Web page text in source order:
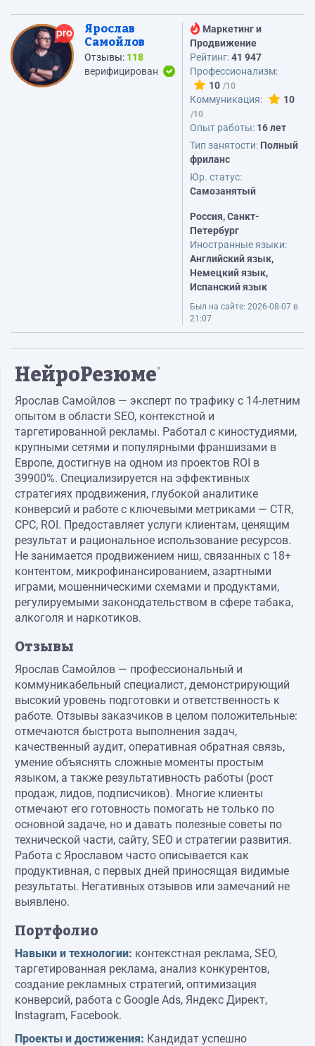
Ярослав
Самойлов
Отзывы: 118
верифицирован
Маркетинг и
Продвижение
Рейтинг:41 947
Профессионализм:
10
Коммуникация:
10
Опыт работы: 16 лет
Тип занятости: Полный
фриланс
Юр. статус:
Самозанятый
Россия, Санкт-
Петербург
Иностранные языки:
Английский язык,
Немецкий язык,
Испанский язык
Был на сайте: 2026-08-07 в
21:07
НейроРезюме*
Ярослав Самойлов — эксперт по трафику с 14-летним
опытом в области SEO, контекстной и
таргетированной рекламы. Работал с киностудиями,
крупными сетями и популярными франшизами в
Европе, достигнув на одном из проектов ROI в
39900%. Специализируется на эффективных
стратегиях продвижения, глубокой аналитике
конверсий и работе с ключевыми метриками — CTR,
CPC, ROI. Предоставляет услуги клиентам, ценящим
результат и рациональное использование ресурсов.
Не занимается продвижением ниш, связанных с 18+
контентом, микрофинансированием, азартными
играми, мошенническими схемами и продуктами,
регулируемыми законодательством в сфере табака,
алкоголя и наркотиков.
Отзывы
Ярослав Самойлов — профессиональный и
коммуникабельный специалист, демонстрирующий
высокий уровень подготовки и ответственность к
работе. Отзывы заказчиков в целом положительные:
отмечаются быстрота выполнения задач,
качественный аудит, оперативная обратная связь,
умение объяснять сложные моменты простым
языком, а также результативность работы (рост
продаж, лидов, подписчиков). Многие клиенты
отмечают его готовность помогать не только по
основной задаче, но и давать полезные советы по
технической части, сайту, SEO и стратегии развития.
Работа с Ярославом часто описывается как
продуктивная, с первых дней приносящая видимые
результаты. Негативных отзывов или замечаний не
выявлено.
Портфолио
Навыки и технологии: контекстная реклама, SEO,
таргетированная реклама, анализ конкурентов,
создание рекламных стратегий, оптимизация
конверсий, работа с Google Ads, Яндекс Директ,
Instagram, Facebook.
Проекты и достижения: Кандидат успешно